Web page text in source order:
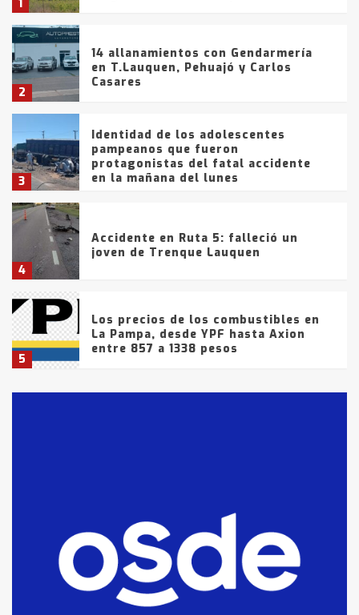
1
2
14 allanamientos con Gendarmería
en T.Lauquen, Pehuajó y Carlos
Casares
3
Identidad de los adolescentes
pampeanos que fueron
protagonistas del fatal accidente
en la mañana del lunes
4
Accidente en Ruta 5: falleció un
joven de Trenque Lauquen
5
Los precios de los combustibles en
La Pampa, desde YPF hasta Axion
entre 857 a 1338 pesos
fueron detenidos por
comercialización de drogas en la
tarde del sábado
T.Lauquen: se vendió el edificio de
lo que fue la planta Industrial del